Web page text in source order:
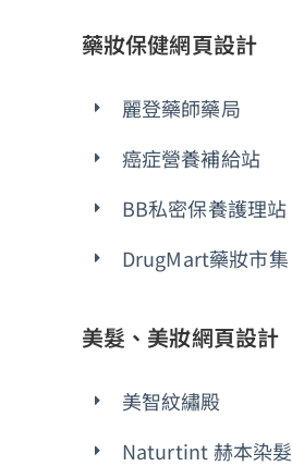
藥妝保健網頁設計
麗登藥師藥局
癌症營養補給站
BB私密保養護理站
DrugMart藥妝市集
美髮、美妝網頁設計
美智紋繡殿
Naturtint 赫本染髮